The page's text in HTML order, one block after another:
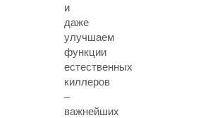
и
даже
улучшаем
функции
естественных
киллеров
–
важнейших